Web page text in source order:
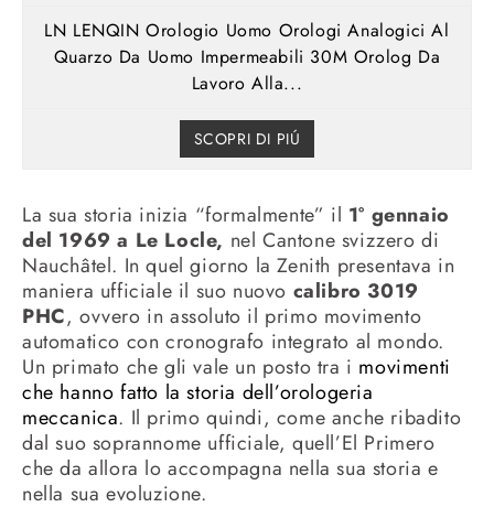
LN LENQIN Orologio Uomo Orologi Analogici Al
Quarzo Da Uomo Impermeabili 30M Orolog Da
Lavoro Alla...
SCOPRI DI PIÚ
La sua storia inizia “formalmente” il 1° gennaio
del 1969 a Le Locle, nel Cantone svizzero di
Nauchâtel. In quel giorno la Zenith presentava in
maniera ufficiale il suo nuovo calibro 3019
PHC, ovvero in assoluto il primo movimento
automatico con cronografo integrato al mondo.
Un primato che gli vale un posto tra i movimenti
che hanno fatto la storia dell’orologeria
meccanica. Il primo quindi, come anche ribadito
dal suo soprannome ufficiale, quell’El Primero
che da allora lo accompagna nella sua storia e
nella sua evoluzione.